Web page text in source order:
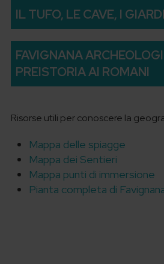
IL TUFO, LE CAVE, I
FAVIGNANA
PREISTORIA AI ROMANI
Risorse utili per conoscere la
Mappa delle spiagge
Mappa dei Sentieri
Mappa punti di immersione
Pianta completa di